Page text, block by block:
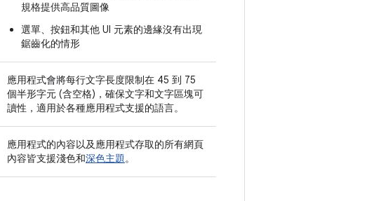
規格提供高品質圖像
選單、按鈕和其他 UI 元素的邊緣沒有出現
鋸齒化的情形
應用程式會將每行文字長度限制在 45 到 75
個半形字元 (含空格)，確保文字和文字區塊可
讀性，適用於各種應用程式支援的語言。
應用程式的內容以及應用程式存取的所有網頁
內容皆支援淺色和深色主題。